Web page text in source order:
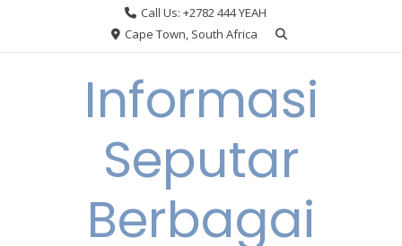
Call Us: +2782 444 YEAH
Cape Town, South Africa
Informasi
Seputar
Berbagai